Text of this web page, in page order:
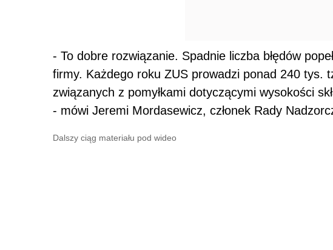
- To dobre rozwiązanie. Spadnie liczba błędów
firmy. Każdego roku ZUS prowadzi ponad 240 tys.
związanych z pomyłkami dotyczącymi wysokości
- mówi Jeremi Mordasewicz, członek Rady
Dalszy ciąg materiału pod wideo